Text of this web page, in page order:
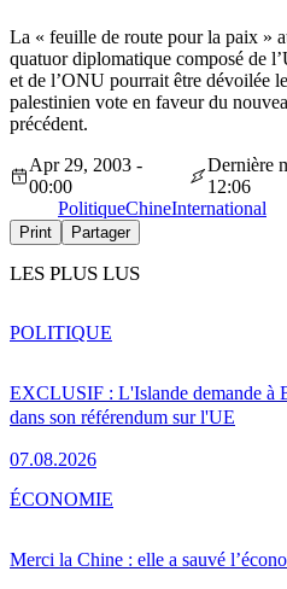
La « feuille de route pour la paix »
quatuor diplomatique composé de
et de l’ONU pourrait être dévoilée
palestinien vote en faveur du
précédent.
Apr 29, 2003 -
00:00
Dernière
12:06
PolitiqueChineInternational
Print Partager
LES PLUS LUS
EXCLUSIF : L'Islande demande à
dans son référendum sur l'UE
07.08.2026
POLITIQUE
Merci la Chine : elle a sauvé
ÉCONOMIE